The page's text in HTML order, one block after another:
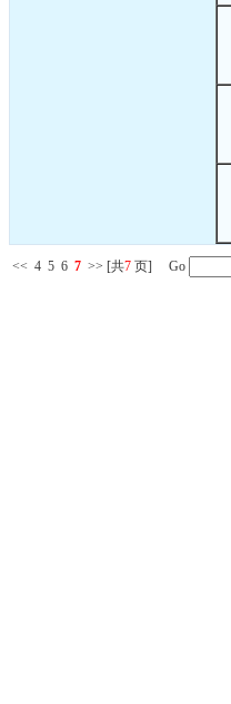
<< 4 5 6 7 >> [共7 页] Go